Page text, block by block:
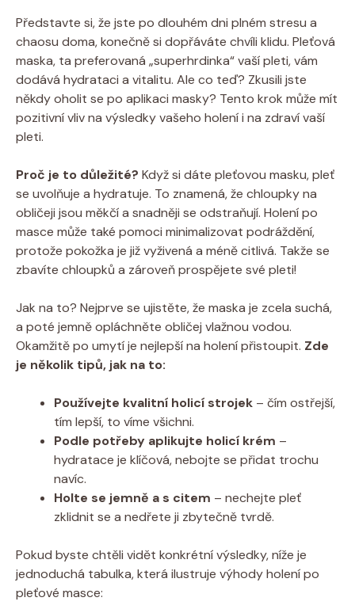
Představte si, že jste po dlouhém dni plném stresu a
chaosu doma, konečně si dopřáváte chvíli klidu. Pleťová
maska, ta preferovaná „superhrdinka“ vaší pleti, vám
dodává hydrataci a vitalitu. Ale co teď? Zkusili jste
někdy oholit se po aplikaci masky? Tento krok může mít
pozitivní vliv na výsledky vašeho holení i na zdraví vaší
pleti.
Proč je to důležité? Když si dáte pleťovou masku, pleť
se uvolňuje a hydratuje. To znamená, že chloupky na
obličeji jsou měkčí a snadněji se odstraňují. Holení po
masce může také pomoci minimalizovat podráždění,
protože pokožka je již vyživená a méně citlivá. Takže se
zbavíte chloupků a zároveň prospějete své pleti!
Jak na to? Nejprve se ujistěte, že maska je zcela suchá,
a poté jemně opláchněte obličej vlažnou vodou.
Okamžitě po umytí je nejlepší na holení přistoupit. Zde
je několik tipů, jak na to:
Používejte kvalitní holicí strojek – čím ostřejší,
tím lepší, to víme všichni.
Podle potřeby aplikujte holicí krém –
hydratace je klíčová, nebojte se přidat trochu
navíc.
Holte se jemně a s citem – nechejte pleť
zklidnit se a nedřete ji zbytečně tvrdě.
Pokud byste chtěli vidět konkrétní výsledky, níže je
jednoduchá tabulka, která ilustruje výhody holení po
pleťové masce: